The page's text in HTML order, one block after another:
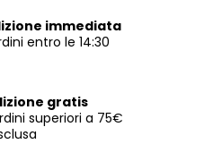
immediata
entro le 14:30
gratis
superiori a 75€